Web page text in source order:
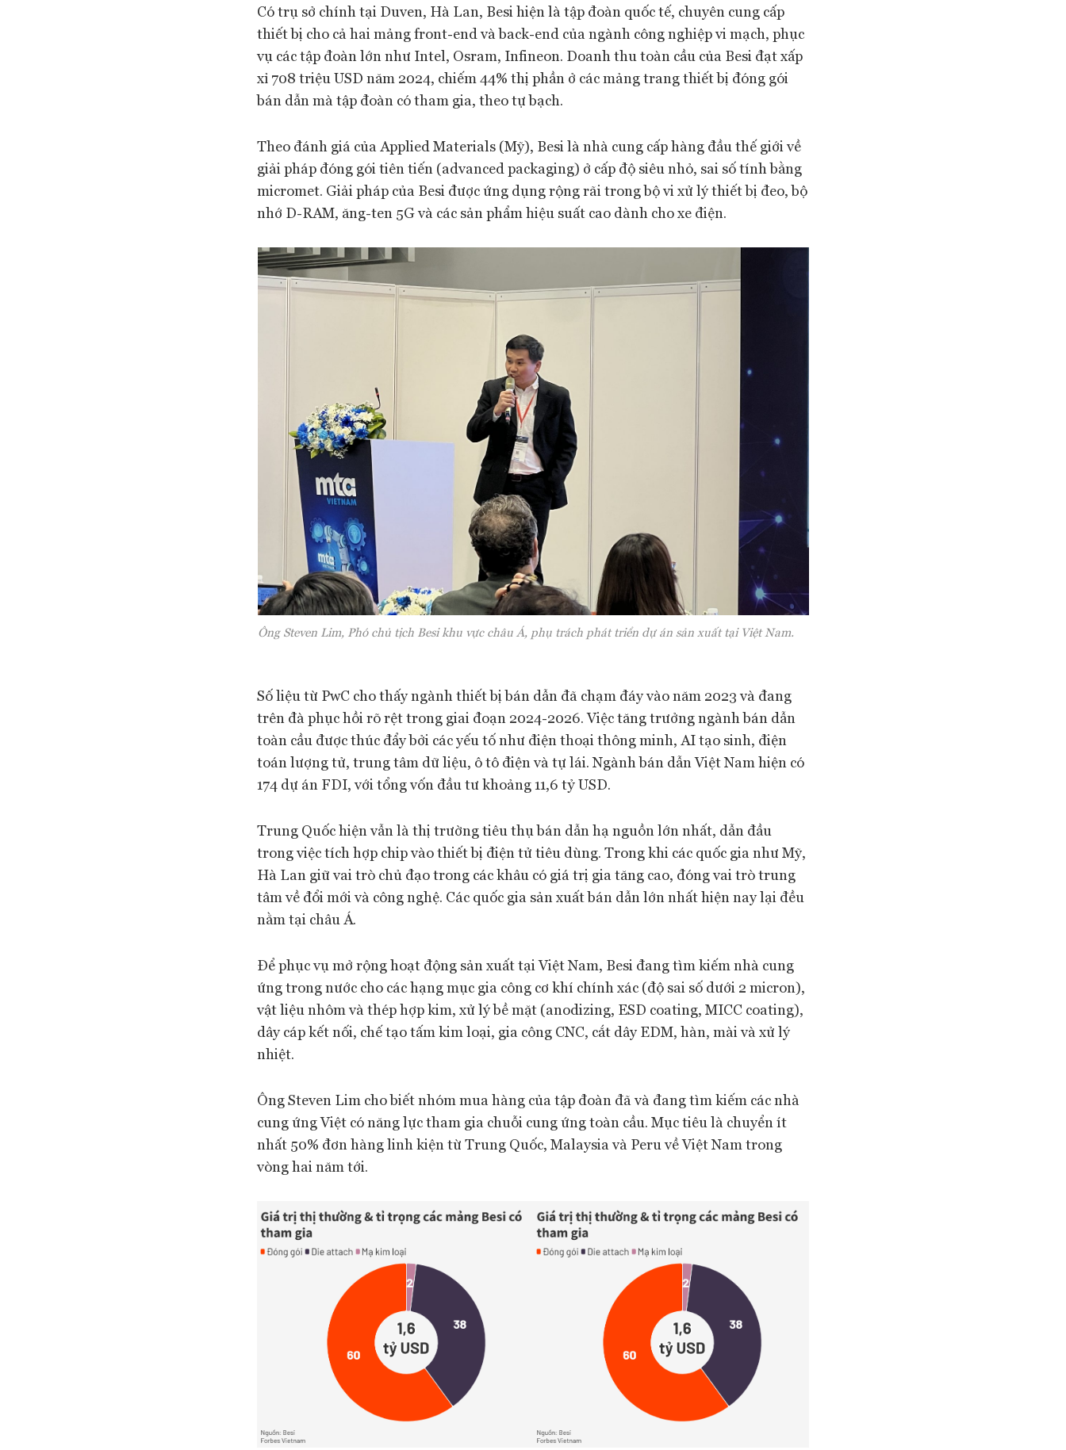
Có trụ sở chính tại Duven, Hà Lan, Besi hiện là tập đoàn quốc tế, chuyên cung cấp
thiết bị cho cả hai mảng front-end và back-end của ngành công nghiệp vi mạch, phục
vụ các tập đoàn lớn như Intel, Osram, Infineon. Doanh thu toàn cầu của Besi đạt xấp
xỉ 708 triệu USD năm 2024, chiếm 44% thị phần ở các mảng trang thiết bị đóng gói
bán dẫn mà tập đoàn có tham gia, theo tự bạch.
Theo đánh giá của Applied Materials (Mỹ), Besi là nhà cung cấp hàng đầu thế giới về
giải pháp đóng gói tiên tiến (advanced packaging) ở cấp độ siêu nhỏ, sai số tính bằng
micromet. Giải pháp của Besi được ứng dụng rộng rãi trong bộ vi xử lý thiết bị đeo, bộ
nhớ D-RAM, ăng-ten 5G và các sản phẩm hiệu suất cao dành cho xe điện.
Ông Steven Lim, Phó chủ tịch Besi khu vực châu Á, phụ trách phát triển dự án sản xuất tại Việt Nam.
Số liệu từ PwC cho thấy ngành thiết bị bán dẫn đã chạm đáy vào năm 2023 và đang
trên đà phục hồi rõ rệt trong giai đoạn 2024-2026. Việc tăng trưởng ngành bán dẫn
toàn cầu được thúc đẩy bởi các yếu tố như điện thoại thông minh, AI tạo sinh, điện
toán lượng tử, trung tâm dữ liệu, ô tô điện và tự lái. Ngành bán dẫn Việt Nam hiện có
174 dự án FDI, với tổng vốn đầu tư khoảng 11,6 tỷ USD.
Trung Quốc hiện vẫn là thị trường tiêu thụ bán dẫn hạ nguồn lớn nhất, dẫn đầu
trong việc tích hợp chip vào thiết bị điện tử tiêu dùng. Trong khi các quốc gia như Mỹ,
Hà Lan giữ vai trò chủ đạo trong các khâu có giá trị gia tăng cao, đóng vai trò trung
tâm về đổi mới và công nghệ. Các quốc gia sản xuất bán dẫn lớn nhất hiện nay lại đều
nằm tại châu Á.
Để phục vụ mở rộng hoạt động sản xuất tại Việt Nam, Besi đang tìm kiếm nhà cung
ứng trong nước cho các hạng mục gia công cơ khí chính xác (độ sai số dưới 2 micron),
vật liệu nhôm và thép hợp kim, xử lý bề mặt (anodizing, ESD coating, MICC coating),
dây cáp kết nối, chế tạo tấm kim loại, gia công CNC, cắt dây EDM, hàn, mài và xử lý
nhiệt.
Ông Steven Lim cho biết nhóm mua hàng của tập đoàn đã và đang tìm kiếm các nhà
cung ứng Việt có năng lực tham gia chuỗi cung ứng toàn cầu. Mục tiêu là chuyển ít
nhất 50% đơn hàng linh kiện từ Trung Quốc, Malaysia và Peru về Việt Nam trong
vòng hai năm tới.